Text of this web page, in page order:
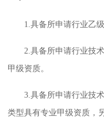
1.具备所申请行业乙级
2.具备所申请行业技术
甲级资质。
3.具备所申请行业技术
类型具有专业甲级资质，